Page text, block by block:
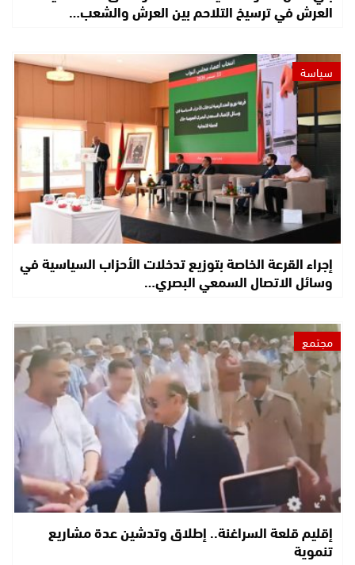
العرش في ترسيخ التلاحم بين العرش والشعب…
سياسة
إجراء القرعة الخاصة بتوزيع تدخلات الأحزاب السياسية في
وسائل الاتصال السمعي البصري…
مجتمع
إقليم قلعة السراغنة.. إطلاق وتدشين عدة مشاريع
تنموية